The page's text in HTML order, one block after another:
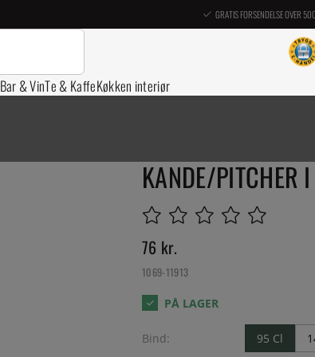
GRATIS FORSENDELSE OVER
Bar & VinTe & KaffeKøkken interiør
KANDE/PITCHER
76 kr.
1069-11913
Bind: 95 Cl